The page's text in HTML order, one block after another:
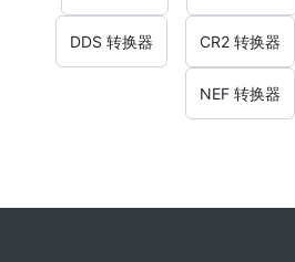
DDS 转换器 CR2 转换器
NEF 转换器